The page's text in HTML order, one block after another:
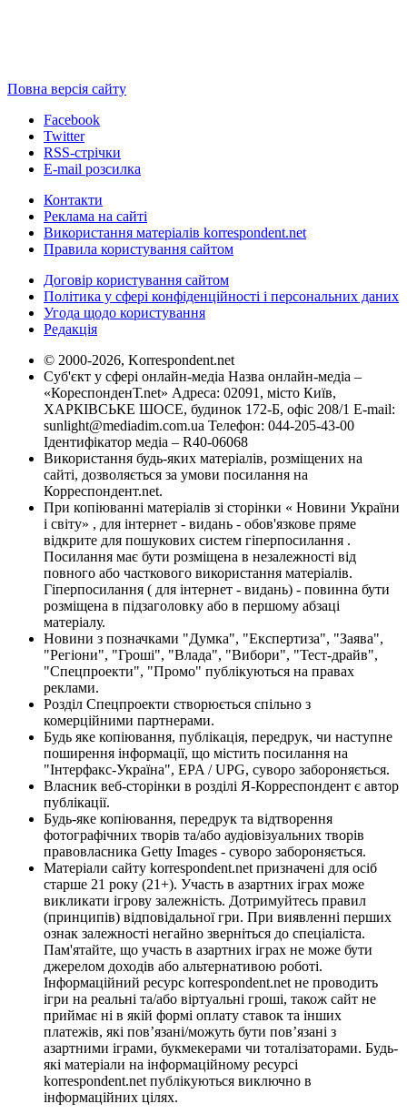
Повна версія сайту
Facebook
Twitter
RSS-стрічки
E-mail розсилка
Контакти
Реклама на сайті
Використання матеріалів korrespondent.net
Правила користування сайтом
Договір користування сайтом
Політика у сфері конфіденційності і персональних даних
Угода щодо користування
Редакція
© 2000-2026, Korrespondent.net
Суб'єкт у сфері онлайн-медіа Назва онлайн-медіа –
«КореспонденТ.net» Адреса: 02091, місто Київ,
ХАРКІВСЬКЕ ШОСЕ, будинок 172-Б, офіс 208/1 E-mail:
sunlight@mediadim.com.ua Телефон: 044-205-43-00
Ідентифікатор медіа – R40-06068
Використання будь-яких матеріалів, розміщених на
сайті, дозволяється за умови посилання на
Корреспондент.net.
При копіюванні матеріалів зі сторінки « Новини України
і світу» , для інтернет - видань - обов'язкове пряме
відкрите для пошукових систем гіперпосилання .
Посилання має бути розміщена в незалежності від
повного або часткового використання матеріалів.
Гіперпосилання ( для інтернет - видань) - повинна бути
розміщена в підзаголовку або в першому абзаці
матеріалу.
Новини з позначками "Думка", "Експертиза", "Заява",
"Регіони", "Гроші", "Влада", "Вибори", "Тест-драйв",
"Спецпроекти", "Промо" публікуються на правах
реклами.
Розділ Спецпроекти створюється спільно з
комерційними партнерами.
Будь яке копіювання, публікація, передрук, чи наступне
поширення інформації, що містить посилання на
"Інтерфакс-Україна", EPA / UPG, суворо забороняється.
Власник веб-сторінки в розділі Я-Корреспондент є автор
публікації.
Будь-яке копіювання, передрук та відтворення
фотографічних творів та/або аудіовізуальних творів
правовласника Getty Images - суворо забороняється.
Матеріали сайту korrespondent.net призначені для осіб
старше 21 року (21+). Участь в азартних іграх може
викликати ігрову залежність. Дотримуйтесь правил
(принципів) відповідальної гри. При виявленні перших
ознак залежності негайно зверніться до спеціаліста.
Пам'ятайте, що участь в азартних іграх не може бути
джерелом доходів або альтернативою роботі.
Інформаційний ресурс korrespondent.net не проводить
ігри на реальні та/або віртуальні гроші, також сайт не
приймає ні в якій формі оплату ставок та інших
платежів, які пов’язані/можуть бути пов’язані з
азартними іграми, букмекерами чи тоталізаторами. Будь-
які матеріали на інформаційному ресурсі
korrespondent.net публікуються виключно в
інформаційних цілях.